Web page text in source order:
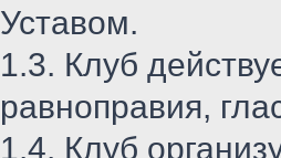
Уставом.
1.3. Клуб
равноправия,
1.4. Клуб